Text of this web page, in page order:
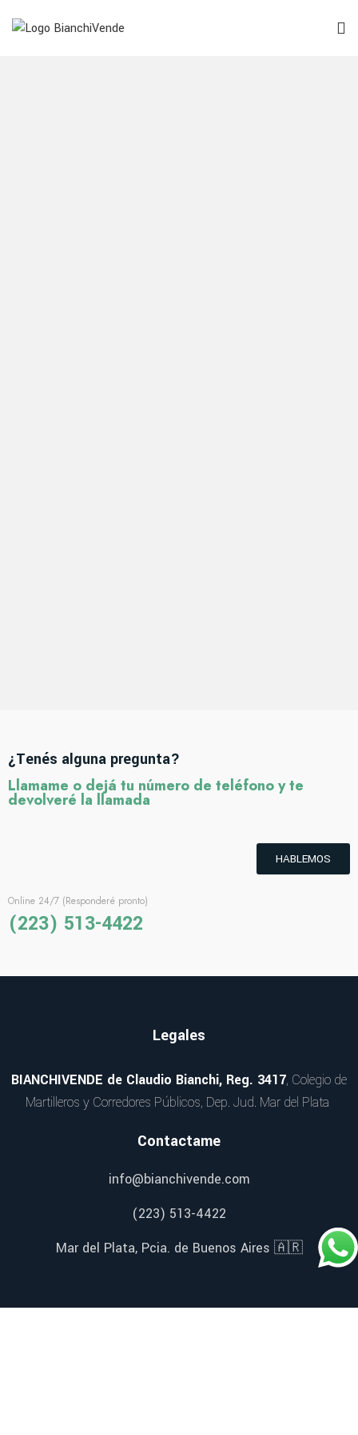
¿Tenés alguna pregunta?
Llamame o dejá tu número de teléfono y te
devolveré la llamada
HABLEMOS
Online 24/7 (Responderé pronto)
(223) 513-4422
Legales
BIANCHIVENDE de Claudio Bianchi, Reg. 3417, Colegio de
Martilleros y Corredores Públicos, Dep. Jud. Mar del Plata
Contactame
info@bianchivende.com
(223) 513-4422
Mar del Plata, Pcia. de Buenos Aires 🇦🇷
Redes Sociales